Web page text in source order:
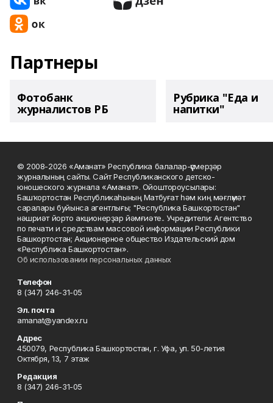
Партнеры
Фотобанк
журналистов РБ
Рубрика "Еда и
напитки"
© 2008-2026 «Аманат» Республика балалар-үҫмерҙәр
журналының сайты. Сайт Республиканского детско-
юношеского журнала «Аманат». Ойоштороусылары:
Башҡортостан Республикаһының Матбуғат һәм киң мәғлүмәт
саралары буйынса агентлығы; "Республика Башкортостан"
нәшриәт йорто акционерҙар йәмғиәте.. Учредители: Агентство
по печати и средствам массовой информации Республики
Башкортостан; Акционерное общество Издательский дом
«Республика Башкортостан».
Об использовании персональных данных
Телефон
8 (347) 246-31-05
Эл. почта
amanat@yandex.ru
Адрес
450079, Республика Башкортостан, г. Уфа, ул. 50-летия
Октября, 13, 7 этаж
Редакция
8 (347) 246-31-05